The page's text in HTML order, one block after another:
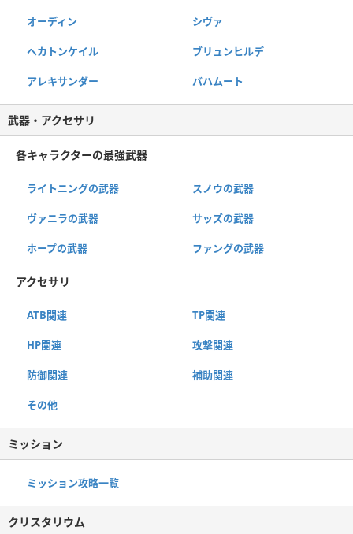
オーディン シヴァ
ヘカトンケイル ブリュンヒルデ
アレキサンダー バハムート
武器・アクセサリ
各キャラクターの最強武器
ライトニングの武器 スノウの武器
ヴァニラの武器 サッズの武器
ホープの武器 ファングの武器
アクセサリ
ATB関連 TP関連
HP関連 攻撃関連
防御関連 補助関連
その他
ミッション
ミッション攻略一覧
クリスタリウム